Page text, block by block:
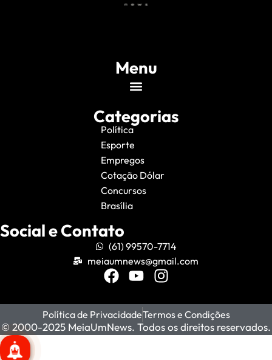
Menu
Categorias
Política
Esporte
Empregos
Cotação Dólar
Concursos
Brasília
Social e Contato
(61) 99570-7714
meiaumnews@gmail.com
Política de PrivacidadeTermos e Condições
© 2000-2025 MeiaUmNews. Todos os direitos reservados.